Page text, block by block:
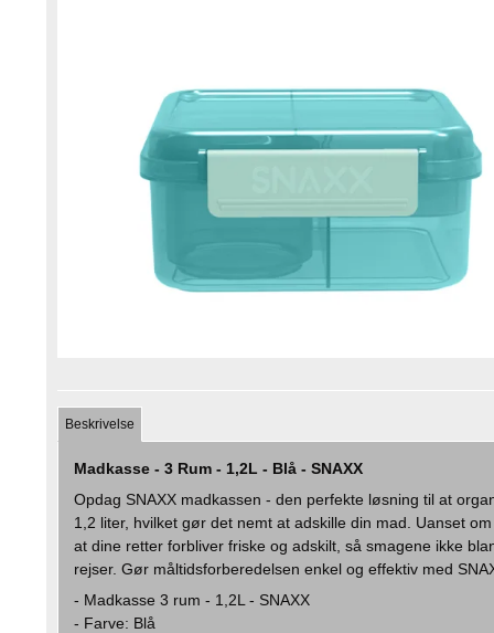
Beskrivelse
Madkasse - 3 Rum - 1,2L - Blå - SNAXX
Opdag SNAXX madkassen - den perfekte løsning til at
1,2 liter, hvilket gør det nemt at adskille din mad. Uanset
at dine retter forbliver friske og adskilt, så smagene ikke
rejser. Gør måltidsforberedelsen enkel og effektiv med
- Madkasse 3 rum - 1,2L - SNAXX
- Farve: Blå